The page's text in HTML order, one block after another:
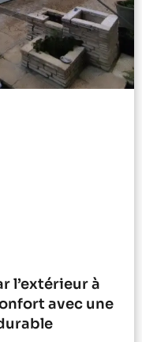
l’extérieur à
avec une